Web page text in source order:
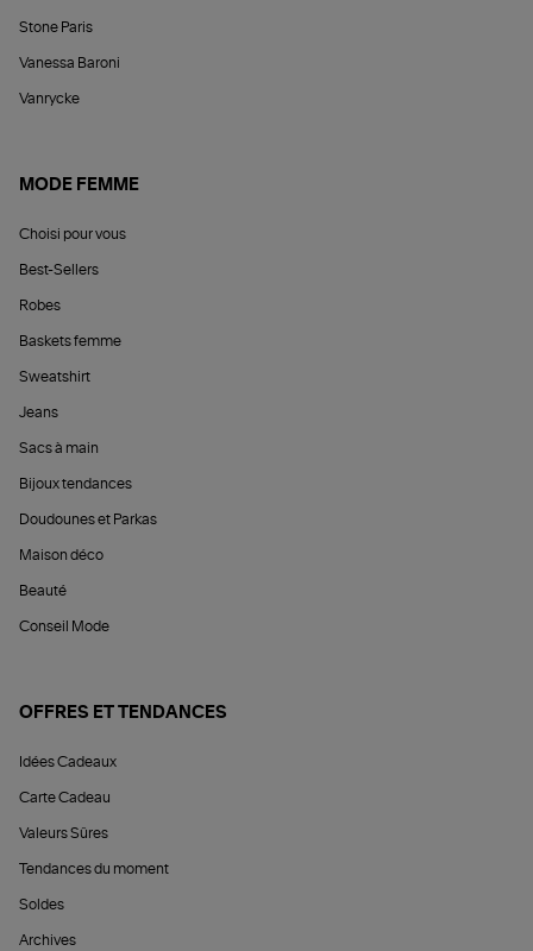
Stone Paris
Vanessa Baroni
Vanrycke
MODE FEMME
Choisi pour vous
Best-Sellers
Robes
Baskets femme
Sweatshirt
Jeans
Sacs à main
Bijoux tendances
Doudounes et Parkas
Maison déco
Beauté
Conseil Mode
OFFRES ET TENDANCES
Idées Cadeaux
Carte Cadeau
Valeurs Sûres
Tendances du moment
Soldes
Archives